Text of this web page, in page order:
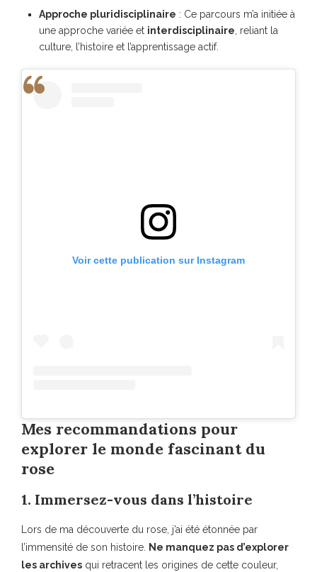
Approche pluridisciplinaire : Ce parcours m’a initiée à
une approche variée et interdisciplinaire , reliant la
culture, l’histoire et l’apprentissage actif.
Voir cette publication sur Instagram
Mes recommandations pour
explorer le monde fascinant du
rose
1. Immersez-vous dans l’histoire
Lors de ma découverte du rose, j’ai été étonnée par
l’immensité de son histoire. Ne manquez pas d’explorer
les archives qui retracent les origines de cette couleur,